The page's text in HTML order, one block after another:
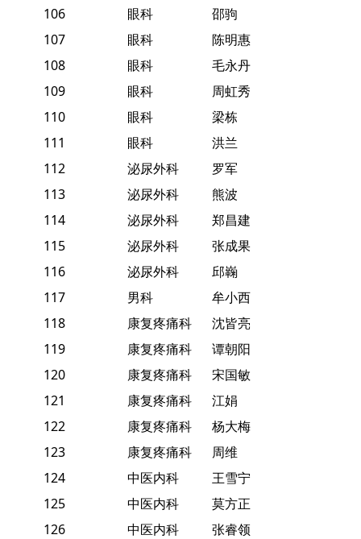
106
眼科
邵驹
107
眼科
陈明惠
108
眼科
毛永丹
109
眼科
周虹秀
110
眼科
梁栋
111
眼科
洪兰
112
泌尿外科
罗军
113
泌尿外科
熊波
114
泌尿外科
郑昌建
115
泌尿外科
张成果
116
泌尿外科
邱巈
117
男科
牟小西
118
康复疼痛科
沈皆亮
119
康复疼痛科
谭朝阳
120
康复疼痛科
宋国敏
121
康复疼痛科
江娟
122
康复疼痛科
杨大梅
123
康复疼痛科
周维
124
中医内科
王雪宁
125
中医内科
莫方正
126
中医内科
张睿领